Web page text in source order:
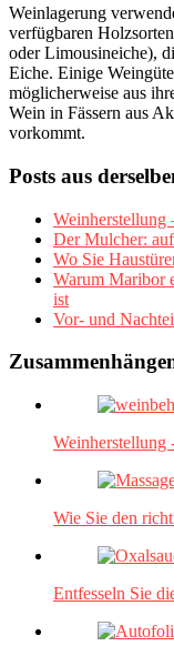
Weinlagerung
verfügbaren
oder Limousineiche),
Eiche. Einige
möglicherweise aus
Wein in Fässern aus
vorkommt.
Posts aus
Weinherstellung
Der Mulcher:
Wo Sie
Warum Maribor
ist
Vor- und
Weinherstellung
Wie Sie den
Entfesseln Sie